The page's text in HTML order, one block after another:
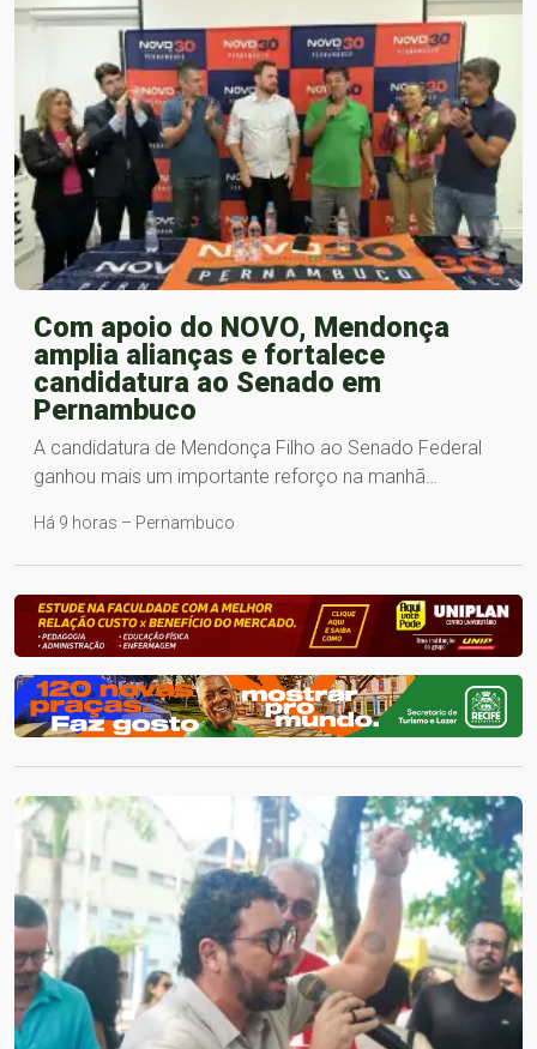
Com apoio do NOVO, Mendonça
amplia alianças e fortalece
candidatura ao Senado em
Pernambuco
A candidatura de Mendonça Filho ao Senado Federal
ganhou mais um importante reforço na manhã…
Há 9 horas – Pernambuco